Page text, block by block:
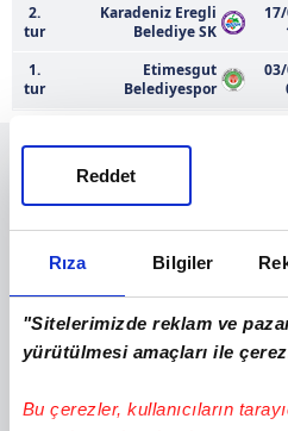
Rıza Bilgiler
"Sitelerimizde reklam ve
yürütülmesi amaçları ile
Bu çerezler, kullanıcıların
Reddet
2.
tur
Karadeniz Eregli
Belediye SK
1.
tur
Etimesgut
Belediyespor